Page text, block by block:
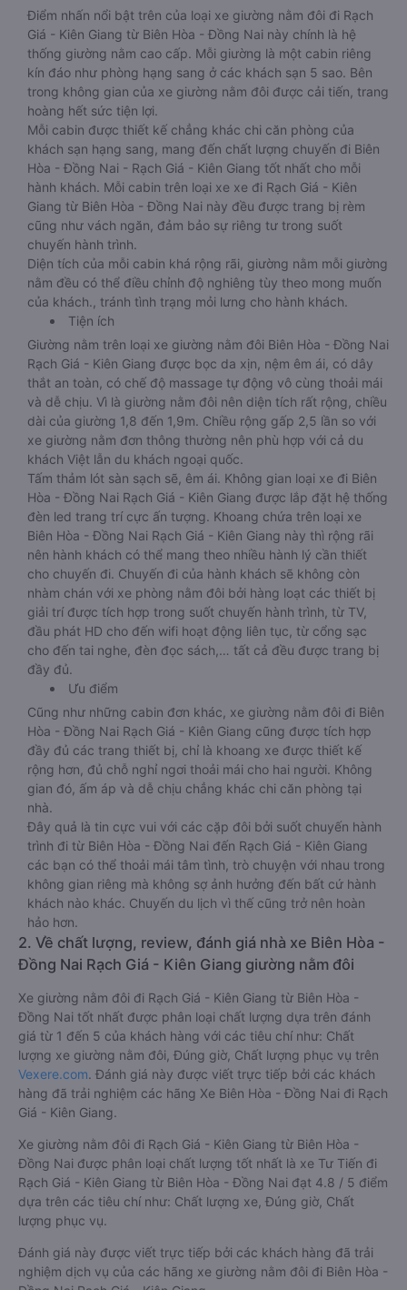
Điểm nhấn nổi bật trên của loại xe giường nằm đôi đi Rạch
Giá - Kiên Giang từ Biên Hòa - Đồng Nai này chính là hệ
thống giường nằm cao cấp. Mỗi giường là một cabin riêng
kín đáo như phòng hạng sang ở các khách sạn 5 sao. Bên
trong không gian của xe giường nằm đôi được cải tiến, trang
hoàng hết sức tiện lợi.
Mỗi cabin được thiết kế chẳng khác chi căn phòng của
khách sạn hạng sang, mang đến chất lượng chuyến đi Biên
Hòa - Đồng Nai - Rạch Giá - Kiên Giang tốt nhất cho mỗi
hành khách. Mỗi cabin trên loại xe xe đi Rạch Giá - Kiên
Giang từ Biên Hòa - Đồng Nai này đều được trang bị rèm
cũng như vách ngăn, đảm bảo sự riêng tư trong suốt
chuyến hành trình.
Diện tích của mỗi cabin khá rộng rãi, giường nằm mỗi giường
nằm đều có thể điều chỉnh độ nghiêng tùy theo mong muốn
của khách., tránh tình trạng mỏi lưng cho hành khách.
Tiện ích
Giường nằm trên loại xe giường nằm đôi Biên Hòa - Đồng Nai
Rạch Giá - Kiên Giang được bọc da xịn, nệm êm ái, có dây
thắt an toàn, có chế độ massage tự động vô cùng thoải mái
và dễ chịu. Vì là giường nằm đôi nên diện tích rất rộng, chiều
dài của giường 1,8 đến 1,9m. Chiều rộng gấp 2,5 lần so với
xe giường nằm đơn thông thường nên phù hợp với cả du
khách Việt lẫn du khách ngoại quốc.
Tấm thảm lót sàn sạch sẽ, êm ái. Không gian loại xe đi Biên
Hòa - Đồng Nai Rạch Giá - Kiên Giang được lắp đặt hệ thống
đèn led trang trí cực ấn tượng. Khoang chứa trên loại xe
Biên Hòa - Đồng Nai Rạch Giá - Kiên Giang này thì rộng rãi
nên hành khách có thể mang theo nhiều hành lý cần thiết
cho chuyến đi. Chuyến đi của hành khách sẽ không còn
nhàm chán với xe phòng nằm đôi bởi hàng loạt các thiết bị
giải trí được tích hợp trong suốt chuyến hành trình, từ TV,
đầu phát HD cho đến wifi hoạt động liên tục, từ cổng sạc
cho đến tai nghe, đèn đọc sách,… tất cả đều được trang bị
đầy đủ.
Ưu điểm
Cũng như những cabin đơn khác, xe giường nằm đôi đi Biên
Hòa - Đồng Nai Rạch Giá - Kiên Giang cũng được tích hợp
đầy đủ các trang thiết bị, chỉ là khoang xe được thiết kế
rộng hơn, đủ chỗ nghỉ ngơi thoải mái cho hai người. Không
gian đó, ấm áp và dễ chịu chẳng khác chi căn phòng tại
nhà.
Đây quả là tin cực vui với các cặp đôi bởi suốt chuyến hành
trình đi từ Biên Hòa - Đồng Nai đến Rạch Giá - Kiên Giang
các bạn có thể thoải mái tâm tình, trò chuyện với nhau trong
không gian riêng mà không sợ ảnh hưởng đến bất cứ hành
khách nào khác. Chuyến du lịch vì thế cũng trở nên hoàn
hảo hơn.
2. Về chất lượng, review, đánh giá nhà xe Biên Hòa -
Đồng Nai Rạch Giá - Kiên Giang giường nằm đôi
Xe giường nằm đôi đi Rạch Giá - Kiên Giang từ Biên Hòa -
Đồng Nai tốt nhất được phân loại chất lượng dựa trên đánh
giá từ 1 đến 5 của khách hàng với các tiêu chí như: Chất
lượng xe giường nằm đôi, Đúng giờ, Chất lượng phục vụ trên
Vexere.com. Đánh giá này được viết trực tiếp bởi các khách
hàng đã trải nghiệm các hãng Xe Biên Hòa - Đồng Nai đi Rạch
Giá - Kiên Giang.
Xe giường nằm đôi đi Rạch Giá - Kiên Giang từ Biên Hòa -
Đồng Nai được phân loại chất lượng tốt nhất là xe Tư Tiến đi
Rạch Giá - Kiên Giang từ Biên Hòa - Đồng Nai đạt 4.8 / 5 điểm
dựa trên các tiêu chí như: Chất lượng xe, Đúng giờ, Chất
lượng phục vụ.
Đánh giá này được viết trực tiếp bởi các khách hàng đã trải
nghiệm dịch vụ của các hãng xe giường nằm đôi đi Biên Hòa -